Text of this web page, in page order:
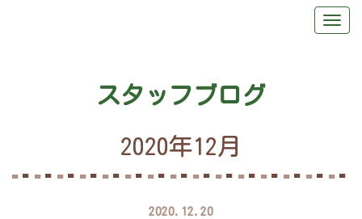
スタッフブログ
2020年12月
2020.12.20